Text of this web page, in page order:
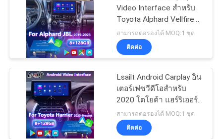
แผนผัง
เว็บไซต์
PRIVACY
POLICY
มีเดียของนิสสัน
หน้าจอ Android
Lexus
32
Video Interface สำหรับ
Toyota Alphard Vellfire
JBL รุ่นไฮเอนด์ ปี 2019 -
2023
สามารถต่อรองได้ MOQ:1 ชุด
ติดต่อ
Lsailt Android Carplay อิน
เตอร์เฟซวีดีโอสําหรับ
2020 โตโยต้า แฮร์ริเออร์
เวนซ่า โมดูลวิทยุสนับสนุน
สามารถต่อรองได้ MOQ:1 ชุด
ติดต่อ